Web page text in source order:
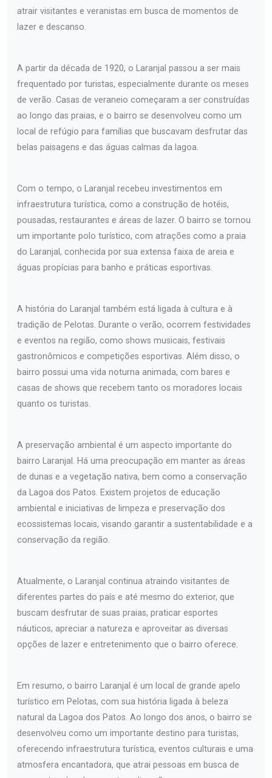
atrair visitantes e veranistas em busca de momentos de
lazer e descanso.
A partir da década de 1920, o Laranjal passou a ser mais
frequentado por turistas, especialmente durante os meses
de verão. Casas de veraneio começaram a ser construídas
ao longo das praias, e o bairro se desenvolveu como um
local de refúgio para famílias que buscavam desfrutar das
belas paisagens e das águas calmas da lagoa.
Com o tempo, o Laranjal recebeu investimentos em
infraestrutura turística, como a construção de hotéis,
pousadas, restaurantes e áreas de lazer. O bairro se tornou
um importante polo turístico, com atrações como a praia
do Laranjal, conhecida por sua extensa faixa de areia e
águas propícias para banho e práticas esportivas.
A história do Laranjal também está ligada à cultura e à
tradição de Pelotas. Durante o verão, ocorrem festividades
e eventos na região, como shows musicais, festivais
gastronômicos e competições esportivas. Além disso, o
bairro possui uma vida noturna animada, com bares e
casas de shows que recebem tanto os moradores locais
quanto os turistas.
A preservação ambiental é um aspecto importante do
bairro Laranjal. Há uma preocupação em manter as áreas
de dunas e a vegetação nativa, bem como a conservação
da Lagoa dos Patos. Existem projetos de educação
ambiental e iniciativas de limpeza e preservação dos
ecossistemas locais, visando garantir a sustentabilidade e a
conservação da região.
Atualmente, o Laranjal continua atraindo visitantes de
diferentes partes do país e até mesmo do exterior, que
buscam desfrutar de suas praias, praticar esportes
náuticos, apreciar a natureza e aproveitar as diversas
opções de lazer e entretenimento que o bairro oferece.
Em resumo, o bairro Laranjal é um local de grande apelo
turístico em Pelotas, com sua história ligada à beleza
natural da Lagoa dos Patos. Ao longo dos anos, o bairro se
desenvolveu como um importante destino para turistas,
oferecendo infraestrutura turística, eventos culturais e uma
atmosfera encantadora, que atrai pessoas em busca de